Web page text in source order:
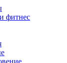
фитнес